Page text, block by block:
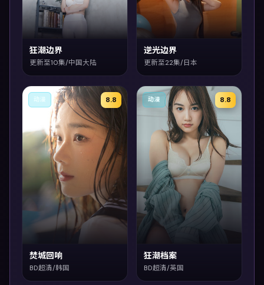
狂潮边界
更新至10集/中国大陆
逆光边界
更新至22集/日本
8.8
动漫
焚城回响
BD超清/韩国
8.8
动漫
狂潮档案
BD超清/英国